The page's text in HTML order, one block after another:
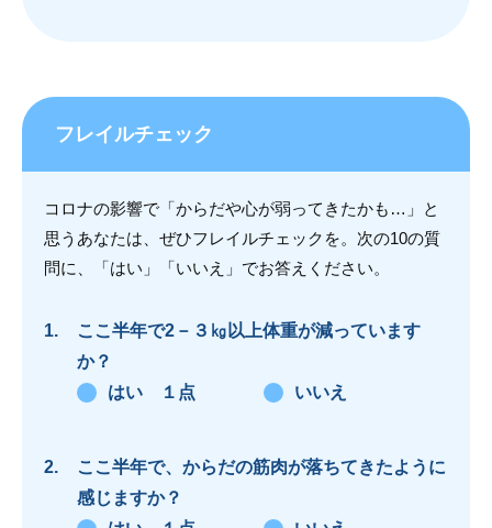
フレイルチェック
コロナの影響で「からだや心が弱ってきたかも…」と
思うあなたは、ぜひフレイルチェックを。次の10の質
問に、「はい」「いいえ」でお答えください。
ここ半年で2－３㎏以上体重が減っています
か？
はい １点
いいえ
ここ半年で、からだの筋肉が落ちてきたように
感じますか？